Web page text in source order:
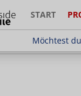
START
Möchtest
du mit